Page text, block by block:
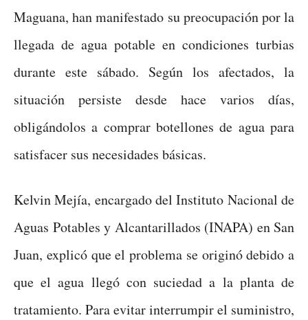
Maguana, han manifestado su preocupación por la
llegada de agua potable en condiciones turbias
durante este sábado. Según los afectados, la
situación persiste desde hace varios días,
obligándolos a comprar botellones de agua para
satisfacer sus necesidades básicas.
Kelvin Mejía, encargado del Instituto Nacional de
Aguas Potables y Alcantarillados (INAPA) en San
Juan, explicó que el problema se originó debido a
que el agua llegó con suciedad a la planta de
tratamiento. Para evitar interrumpir el suministro,